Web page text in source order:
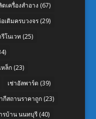
ตเครื่องสำอาง (67)
เติมครบวงจร(29)
โนเวท (25)
หล็ก(23)
เช่าอัลพาร์ด (39)
กีสถานราคาถูก(23)
รบ้าน นนทบุรี(40)